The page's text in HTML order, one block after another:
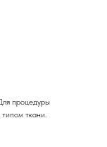
процедуры
ткани.